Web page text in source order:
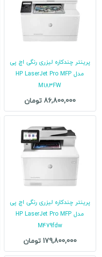
پرینتر چندکاره لیزری رنگی اچ پی
مدل HP LaserJet Pro MFP
M183FW
86,800,000 تومان
پرینتر چندکاره لیزری رنگی اچ پی
مدل HP LaserJet Pro MFP
M479fdw
179,800,000 تومان